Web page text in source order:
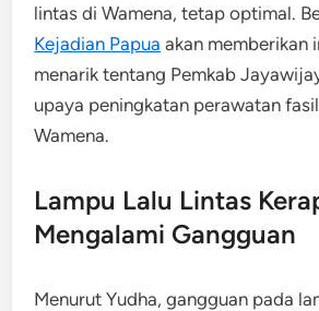
lintas di Wamena, tetap optimal.
Kejadian Papua akan memberikan
menarik tentang Pemkab
upaya peningkatan perawatan
Wamena.
Lampu Lalu Lintas
Mengalami Gangguan
Menurut Yudha, gangguan pada